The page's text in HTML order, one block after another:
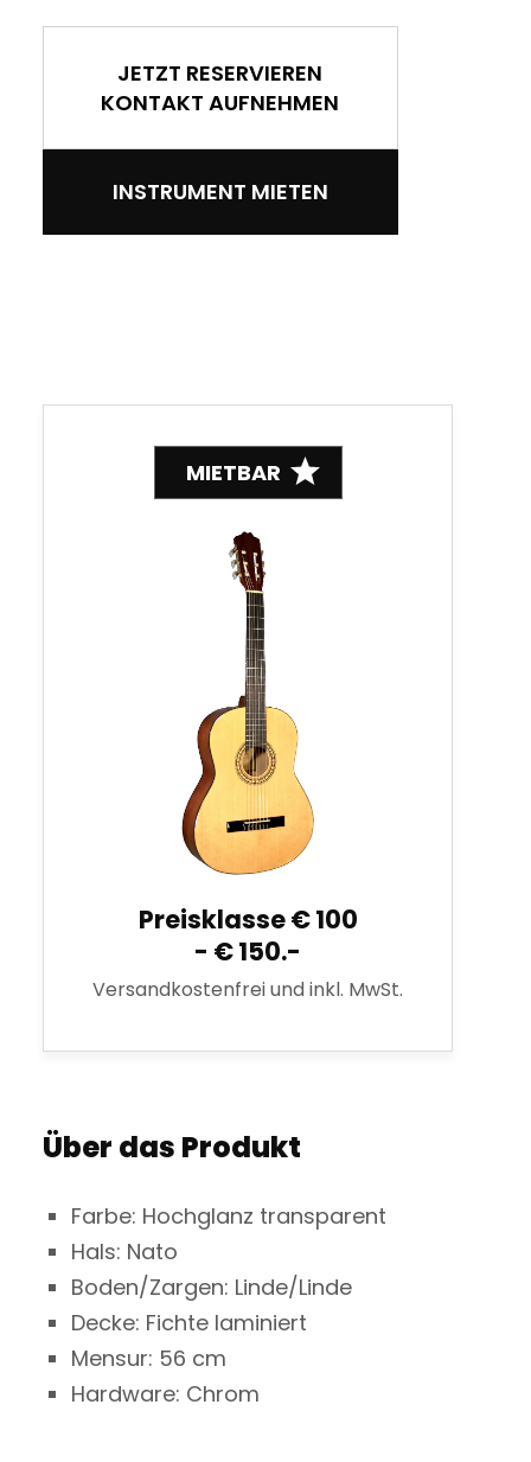
JETZT RESERVIEREN
KONTAKT AUFNEHMEN
INSTRUMENT MIETEN
MIETBAR
Preisklasse € 100
- € 150.-
Versandkostenfrei und inkl. MwSt.
Über das Produkt
Farbe: Hochglanz transparent
Hals: Nato
Boden/Zargen: Linde/Linde
Decke: Fichte laminiert
Mensur: 56 cm
Hardware: Chrom